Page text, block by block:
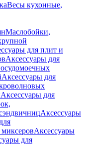
Весы кухонные,
Маслобойки,
для плит и
Аксессуары для
Аксессуары для
Аксессуары для
Аксессуары
Аксессуары
для